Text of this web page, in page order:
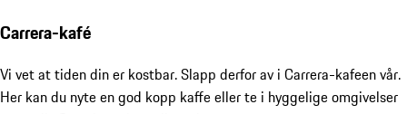
Carrera-kafé
Vi vet at tiden din er kostbar. Slapp derfor av i Carrera-kafeen vår.
Her kan du nyte en god kopp kaffe eller te i hyggelige omgivelser